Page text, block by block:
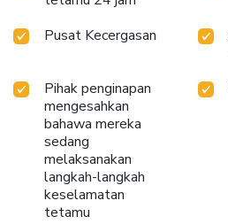
Pusat Kecergasan
Pihak penginapan
mengesahkan
bahawa mereka
sedang
melaksanakan
langkah-langkah
keselamatan
tetamu